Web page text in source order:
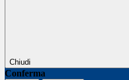
Chiudi
Conferma